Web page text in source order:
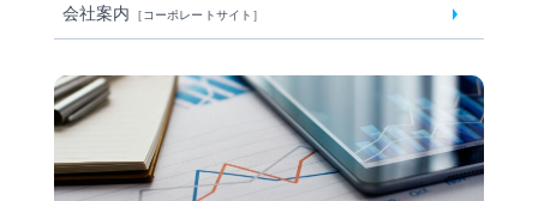
会社案内 ［コーポレートサイト］